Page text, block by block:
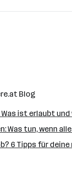
Blog
ist erlaubt
Was tun, wenn
6 Tipps für